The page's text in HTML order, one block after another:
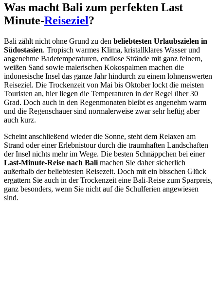
Was macht Bali zum perfekten Last
Minute-Reiseziel?
Bali zählt nicht ohne Grund zu den beliebtesten Urlaubszielen in
Südostasien. Tropisch warmes Klima, kristallklares Wasser und
angenehme Badetemperaturen, endlose Strände mit ganz feinem,
weißen Sand sowie malerischen Kokospalmen machen die
indonesische Insel das ganze Jahr hindurch zu einem lohnenswerten
Reiseziel. Die Trockenzeit von Mai bis Oktober lockt die meisten
Touristen an, hier liegen die Temperaturen in der Regel über 30
Grad. Doch auch in den Regenmonaten bleibt es angenehm warm
und die Regenschauer sind normalerweise zwar sehr heftig aber
auch kurz.
Scheint anschließend wieder die Sonne, steht dem Relaxen am
Strand oder einer Erlebnistour durch die traumhaften Landschaften
der Insel nichts mehr im Wege. Die besten Schnäppchen bei einer
Last-Minute-Reise nach Bali machen Sie daher sicherlich
außerhalb der beliebtesten Reisezeit. Doch mit ein bisschen Glück
ergattern Sie auch in der Trockenzeit eine Bali-Reise zum Sparpreis,
ganz besonders, wenn Sie nicht auf die Schulferien angewiesen
sind.